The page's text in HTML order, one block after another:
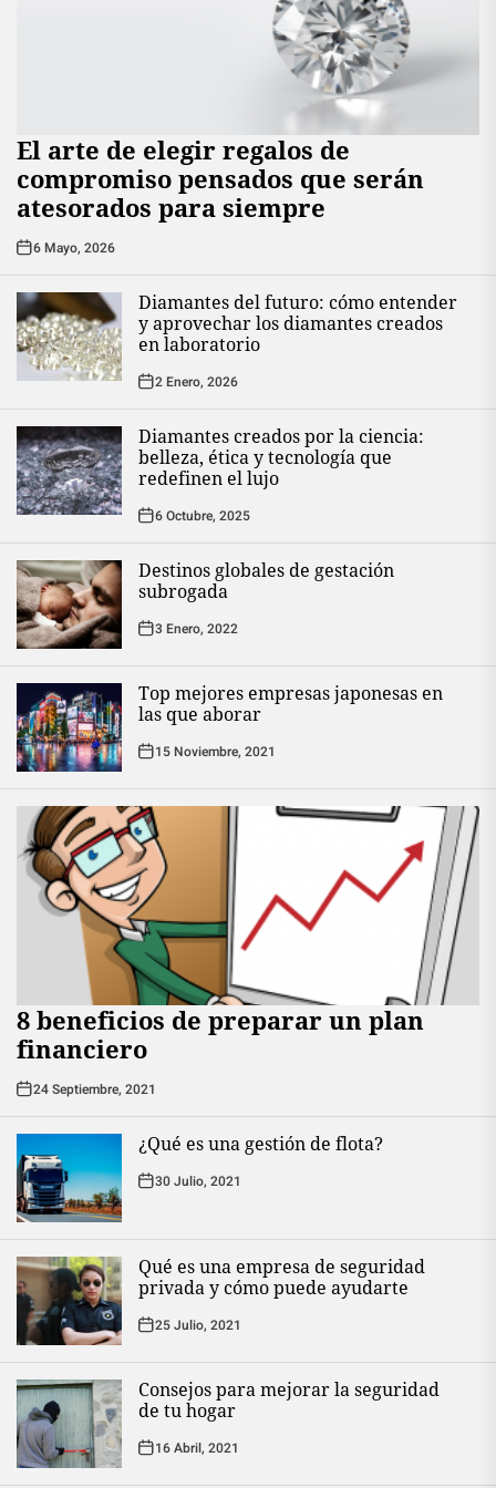
El arte de elegir regalos de
compromiso pensados que serán
atesorados para siempre
6 Mayo, 2026
Diamantes del futuro: cómo entender
y aprovechar los diamantes creados
en laboratorio
2 Enero, 2026
Diamantes creados por la ciencia:
belleza, ética y tecnología que
redefinen el lujo
6 Octubre, 2025
Destinos globales de gestación
subrogada
3 Enero, 2022
Top mejores empresas japonesas en
las que aborar
15 Noviembre, 2021
8 beneficios de preparar un plan
financiero
24 Septiembre, 2021
¿Qué es una gestión de flota?
30 Julio, 2021
Qué es una empresa de seguridad
privada y cómo puede ayudarte
25 Julio, 2021
Consejos para mejorar la seguridad
de tu hogar
16 Abril, 2021